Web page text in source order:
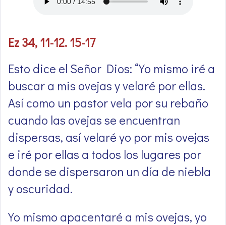
Ez 34, 11-12. 15-17
Esto dice el Señor Dios: “Yo mismo iré a
buscar a mis ovejas y velaré por ellas.
Así como un pastor vela por su rebaño
cuando las ovejas se encuentran
dispersas, así velaré yo por mis ovejas
e iré por ellas a todos los lugares por
donde se dispersaron un día de niebla
y oscuridad.
Yo mismo apacentaré a mis ovejas, yo